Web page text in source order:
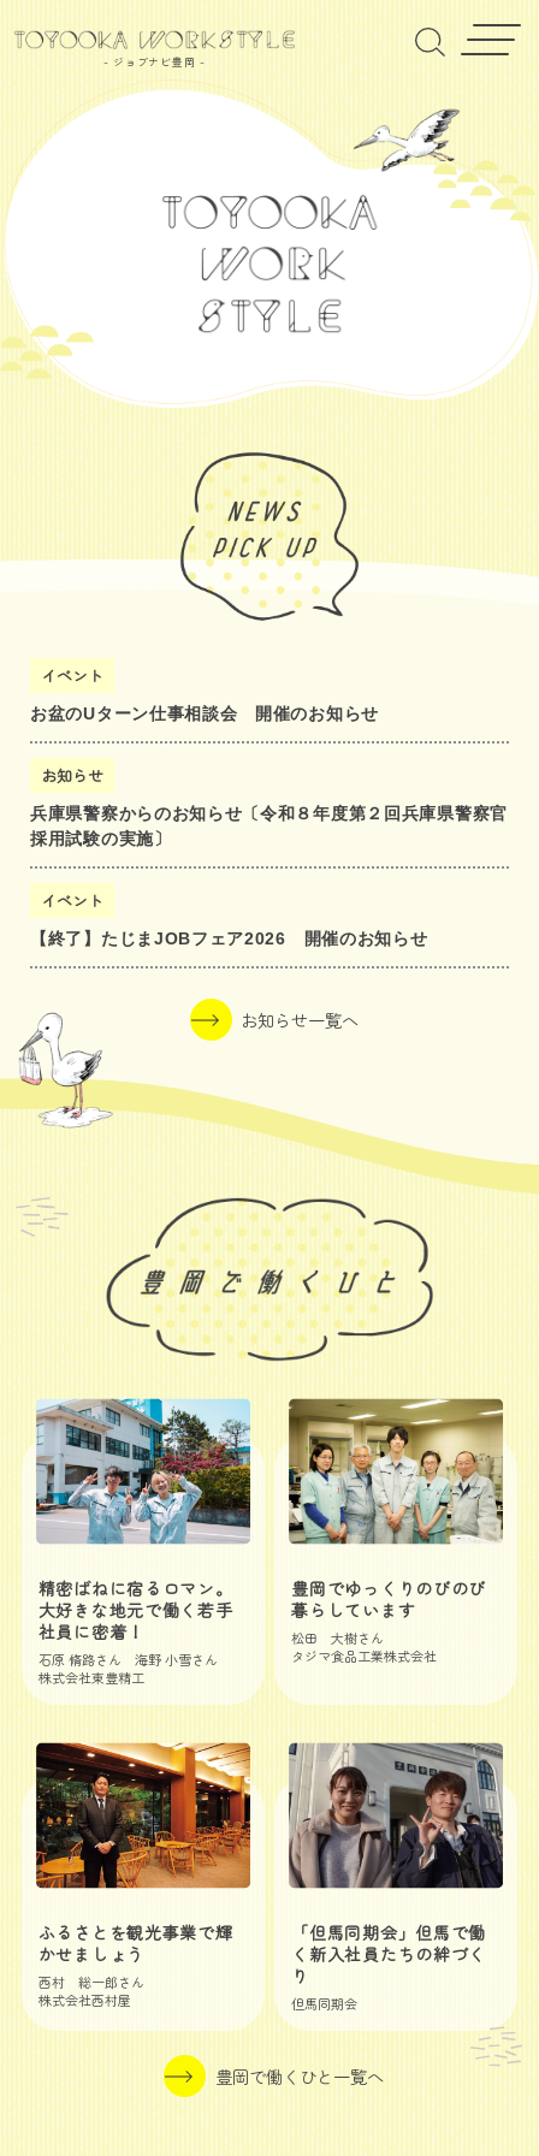
- ジョブナビ豊岡 -
イベント
お盆のUターン仕事相談会 開催のお知らせ
お知らせ
兵庫県警察からのお知らせ〔令和８年度第２回兵庫県警察官
採用試験の実施〕
イベント
【終了】たじまJOBフェア2026 開催のお知らせ
お知らせ一覧へ
精密ばねに宿るロマン。
大好きな地元で働く若手
社員に密着！
石原 脩路さん 海野 小雪さん
株式会社東豊精工
豊岡でゆっくりのびのび
暮らしています
松田 大樹さん
タジマ食品工業株式会社
ふるさとを観光事業で輝
かせましょう
西村 総一郎さん
株式会社西村屋
「但馬同期会」但馬で働
く新入社員たちの絆づく
り
但馬同期会
豊岡で働くひと一覧へ